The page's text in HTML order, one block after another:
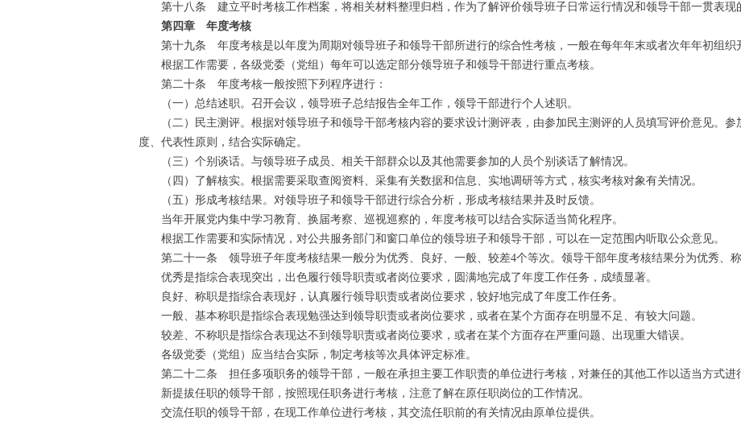
第十八条 建立平时考核工作档案，将相关材料整理归档，作为了解评价领导班子日常运行情况和领导干部一贯表现
第四章 年度考核
第十九条 年度考核是以年度为周期对领导班子和领导干部所进行的综合性考核，一般在每年年末或者次年年初组织
根据工作需要，各级党委（党组）每年可以选定部分领导班子和领导干部进行重点考核。
第二十条 年度考核一般按照下列程序进行：
（一）总结述职。召开会议，领导班子总结报告全年工作，领导干部进行个人述职。
（二）民主测评。根据对领导班子和领导干部考核内容的要求设计测评表，由参加民主测评的人员填写评价意见。参
度、代表性原则，结合实际确定。
（三）个别谈话。与领导班子成员、相关干部群众以及其他需要参加的人员个别谈话了解情况。
（四）了解核实。根据需要采取查阅资料、采集有关数据和信息、实地调研等方式，核实考核对象有关情况。
（五）形成考核结果。对领导班子和领导干部进行综合分析，形成考核结果并及时反馈。
当年开展党内集中学习教育、换届考察、巡视巡察的，年度考核可以结合实际适当简化程序。
根据工作需要和实际情况，对公共服务部门和窗口单位的领导班子和领导干部，可以在一定范围内听取公众意见。
第二十一条 领导班子年度考核结果一般分为优秀、良好、一般、较差4个等次。领导干部年度考核结果分为优秀、称
优秀是指综合表现突出，出色履行领导职责或者岗位要求，圆满地完成了年度工作任务，成绩显著。
良好、称职是指综合表现好，认真履行领导职责或者岗位要求，较好地完成了年度工作任务。
一般、基本称职是指综合表现勉强达到领导职责或者岗位要求，或者在某个方面存在明显不足、有较大问题。
较差、不称职是指综合表现达不到领导职责或者岗位要求，或者在某个方面存在严重问题、出现重大错误。
各级党委（党组）应当结合实际，制定考核等次具体评定标准。
第二十二条 担任多项职务的领导干部，一般在承担主要工作职责的单位进行考核，对兼任的其他工作以适当方式进
新提拔任职的领导干部，按照现任职务进行考核，注意了解在原任职岗位的工作情况。
交流任职的领导干部，在现工作单位进行考核，其交流任职前的有关情况由原单位提供。